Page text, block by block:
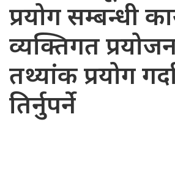
प्रयोग सम्बन्धी
व्यक्तिगत
तथ्यांक प्रयोग
तिर्नुपर्ने